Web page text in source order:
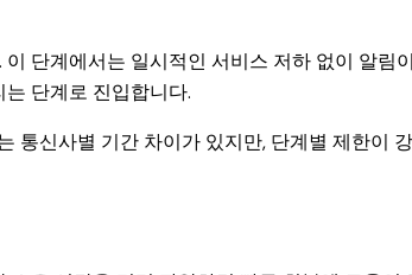
단계에서는 일시적인 서비스 저하 없이 알림
단계로 진입합니다.
신사별 기간 차이가 있지만, 단계별 제한이